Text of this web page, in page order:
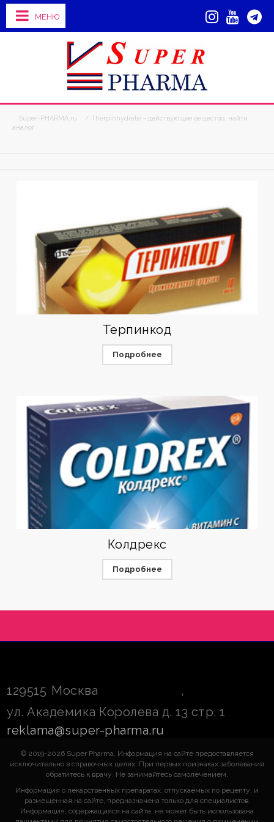
МЕНЮ
Super-PHARMA.ru
/ Therpinhydrate – действующее вещество, найти
аналог
Терпинкод
Подробнее
Колдрекс
Подробнее
129515 Москва
,
ул. Академика Королева д. 13 стр. 1
reklama@super-pharma.ru
© 2019-2026 Super Pharma. Информация на сайте предоставляется
исключительно в справочных целях. При первых признаках заболевания
обратитесь к врачу. Не занимайтесь самолечением.
Информация о лекарственных препаратах, отпускаемых по рецепту, и
размещенная на сайте, предназначена только для специалистов.
Информация, содержащаяся на сайте, не может быть использована